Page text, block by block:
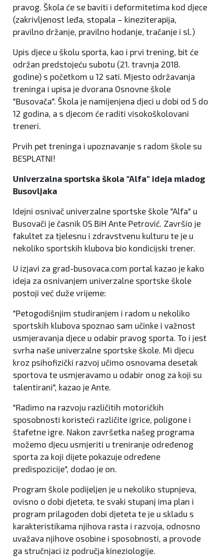
pravog. Škola će se baviti i deformitetima kod djece
(zakrivljenost leđa, stopala – kineziterapija,
pravilno držanje, pravilno hodanje, tračanje i sl.)
Upis djece u školu sporta, kao i prvi trening, bit će
održan predstojeću subotu (21. travnja 2018.
godine) s početkom u 12 sati. Mjesto održavanja
treninga i upisa je dvorana Osnovne škole
"Busovača". Škola je namijenjena djeci u dobi od 5 do
12 godina, a s djecom će raditi visokoškolovani
treneri.
Prvih pet treninga i upoznavanje s radom škole su
BESPLATNI!
Univerzalna sportska škola "Alfa" ideja mladog
Busovljaka
Idejni osnivač univerzalne sportske škole "Alfa" u
Busovači je časnik OS BiH Ante Petrović. Završio je
fakultet za tjelesnu i zdravstvenu kulturu te je u
nekoliko sportskih klubova bio kondicijski trener.
U izjavi za grad-busovaca.com portal kazao je kako
ideja za osnivanjem univerzalne sportske škole
postoji već duže vrijeme:
"Petogodišnjim studiranjem i radom u nekoliko
sportskih klubova spoznao sam učinke i važnost
usmjeravanja djece u odabir pravog sporta. To i jest
svrha naše univerzalne sportske škole. Mi djecu
kroz psihofizički razvoj učimo osnovama desetak
sportova te usmjeravamo u odabir onog za koji su
talentirani", kazao je Ante.
"Radimo na razvoju različitih motoričkih
sposobnosti koristeći različite igrice, poligone i
štafetne igre. Nakon završetka našeg programa
možemo djecu usmjeriti u treniranje određenog
sporta za koji dijete pokazuje određene
predispozicije", dodao je on.
Program škole podijeljen je u nekoliko stupnjeva,
ovisno o dobi djeteta, te svaki stupanj ima plan i
program prilagođen dobi djeteta te je u skladu s
karakteristikama njihova rasta i razvoja, odnosno
uvažava njihove osobine i sposobnosti, a provode
ga stručnjaci iz područja kineziologije.